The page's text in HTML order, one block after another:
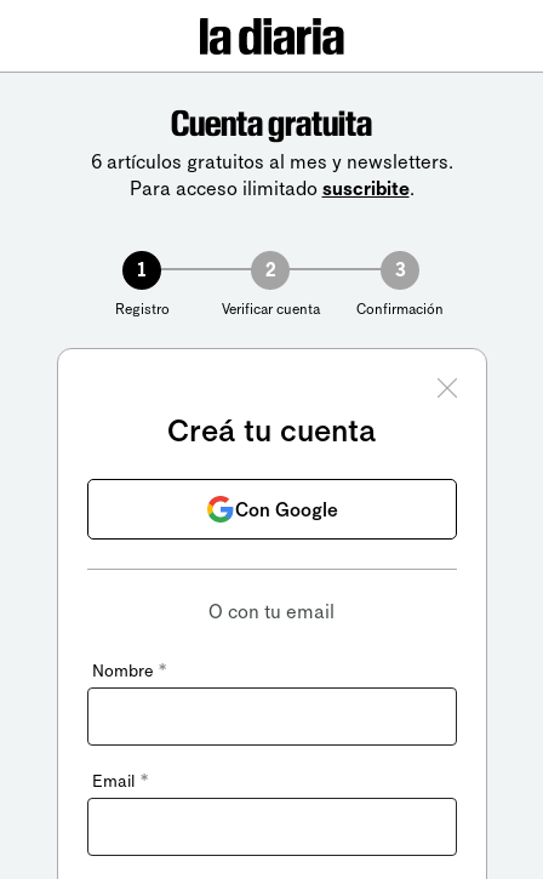
Cuenta gratuita
6 artículos gratuitos al mes y newsletters.
Para acceso ilimitado suscribite.
1
Registro
2
Verificar cuenta
3
Confirmación
Creá tu cuenta
Con Google
O con tu email
Nombre *
Email *